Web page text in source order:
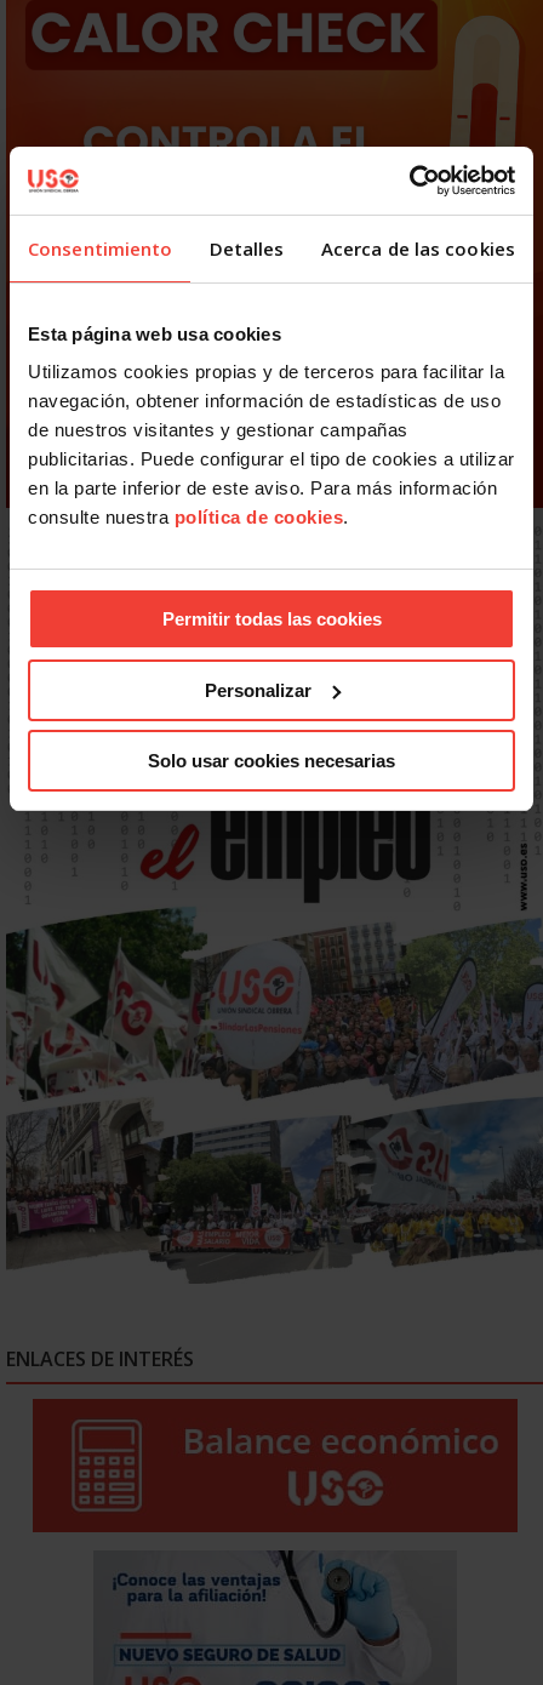
Consentimiento Detalles Acerca de las cookies
Esta página web usa cookies
Utilizamos cookies propias y de terceros para facilitar la
navegación, obtener información de estadísticas de uso
de nuestros visitantes y gestionar campañas
publicitarias. Puede configurar el tipo de cookies a utilizar
en la parte inferior de este aviso. Para más información
consulte nuestra política de cookies.
Permitir todas las cookies
Personalizar
Solo usar cookies necesarias
ENLACES DE INTERÉS